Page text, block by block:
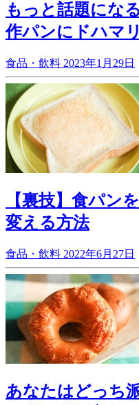
もっと話題にな
作パンにドハマ
食品・飲料 2023年1月29日
【裏技】食パン
変える方法
食品・飲料 2022年6月27日
あなたはどっち